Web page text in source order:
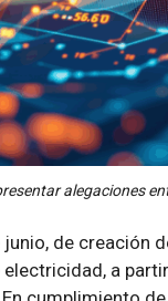
alegaciones
de creación
a